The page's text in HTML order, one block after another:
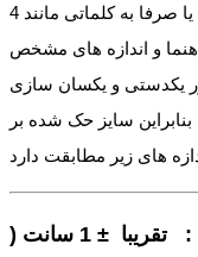
پشت یقه پیراهن کاری نداشته باشید یا صرفا به کلماتی مانند 4XL و ...
و اندازه های مشخص
یکدستی و یکسان سازی
سایز حک شده بر
: تقریبا ± 1 سانت (